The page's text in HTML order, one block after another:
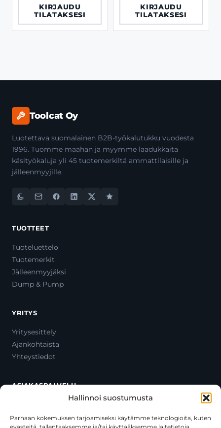
Hallinnoi suostumusta
Parhaan kokemuksen tarjoamiseksi käytämme teknologioita, kuten
KIRJAUDU
TILATAKSESI
KIRJAUDU
TILATAKSESI
Toolcat Oy
Luotettava suomalainen B2B-työkalutukku vuodesta
1996. Tuomme maahan ja myymme laadukkaita
käsityökaluja yli 45 tuotemerkiltä ammattilaisille ja
jälleenmyyjille.
TUOTTEET
Tuoteluettelo
Tuotemerkit
Jälleenmyyjäksi
Dump & Pump
YRITYS
Yritysesittely
Ajankohtaista
Yhteystiedot
ASIAKASPALVELU
Oma tili